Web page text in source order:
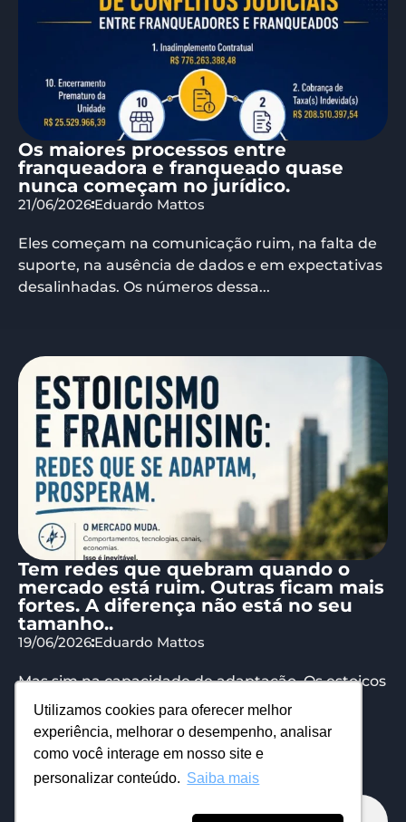
Utilizamos cookies para oferecer melhor
experiência, melhorar o desempenho, analisar
como você interage em nosso site e
personalizar conteúdo. Saiba mais
Os maiores processos entre
franqueadora e franqueado quase
nunca começam no jurídico.
21/06/2026 Eduardo Mattos
Eles começam na comunicação ruim, na falta de
suporte, na ausência de dados e em expectativas
desalinhadas. Os números dessa...
Tem redes que quebram quando o
mercado está ruim. Outras ficam mais
fortes. A diferença não está no seu
tamanho..
19/06/2026 Eduardo Mattos
Mas sim na capacidade de adaptação. Os estoicos
falavam sobre isso há mais de 2 mil anos. O
estoicismo é...